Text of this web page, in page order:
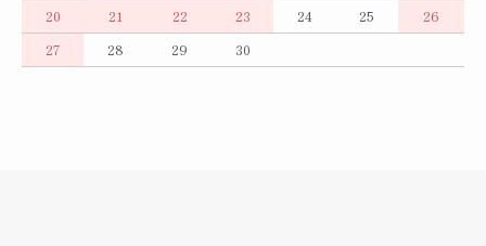
20
21 22 23 24 25
26
27
28 29 30